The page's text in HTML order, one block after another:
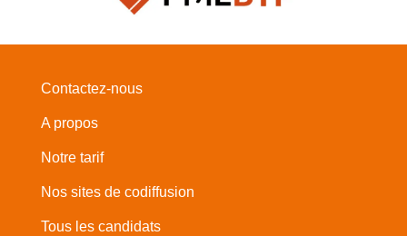
Contactez-nous
A propos
Notre tarif
Nos sites de codiffusion
Tous les candidats